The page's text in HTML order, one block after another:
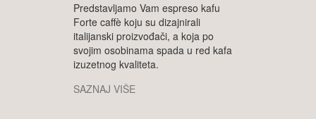
Predstavljamo Vam espreso kafu
Forte caffè koju su dizajnirali
italijanski proizvođači, a koja po
svojim osobinama spada u red kafa
izuzetnog kvaliteta.
SAZNAJ VIŠE